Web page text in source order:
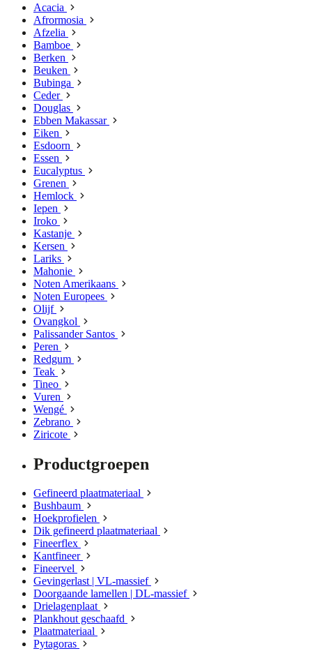
Acacia
Afrormosia
Afzelia
Bamboe
Berken
Beuken
Bubinga
Ceder
Douglas
Ebben Makassar
Eiken
Esdoorn
Essen
Eucalyptus
Grenen
Hemlock
Iepen
Iroko
Kastanje
Kersen
Lariks
Mahonie
Noten Amerikaans
Noten Europees
Olijf
Ovangkol
Palissander Santos
Peren
Redgum
Teak
Tineo
Vuren
Wengé
Zebrano
Ziricote
Productgroepen
Gefineerd plaatmateriaal
Bushbaum
Hoekprofielen
Dik gefineerd plaatmateriaal
Fineerflex
Kantfineer
Fineervel
Gevingerlast | VL-massief
Doorgaande lamellen | DL-massief
Drielagenplaat
Plankhout geschaafd
Plaatmateriaal
Pytagoras